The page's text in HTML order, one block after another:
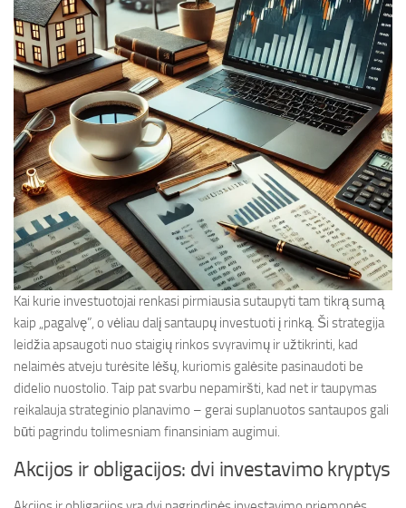
Kai kurie investuotojai renkasi pirmiausia sutaupyti tam tikrą sumą
kaip „pagalvę”, o vėliau dalį santaupų investuoti į rinką. Ši strategija
leidžia apsaugoti nuo staigių rinkos svyravimų ir užtikrinti, kad
nelaimės atveju turėsite lėšų, kuriomis galėsite pasinaudoti be
didelio nuostolio. Taip pat svarbu nepamiršti, kad net ir taupymas
reikalauja strateginio planavimo – gerai suplanuotos santaupos gali
būti pagrindu tolimesniam finansiniam augimui.
Akcijos ir obligacijos: dvi investavimo kryptys